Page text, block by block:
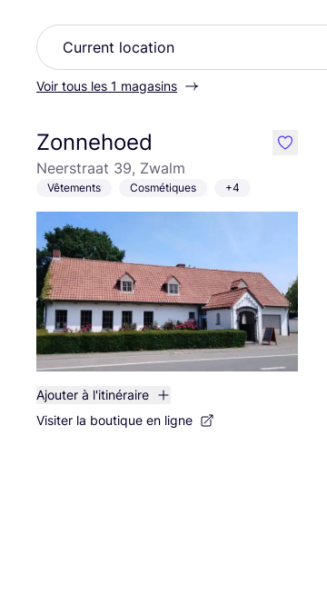
Voir tous les 1 magasins
Zonnehoed
Neerstraat 39, Zwalm
Vêtements Cosmétiques +4
Ajouter à l'itinéraire
Visiter la boutique en ligne
like